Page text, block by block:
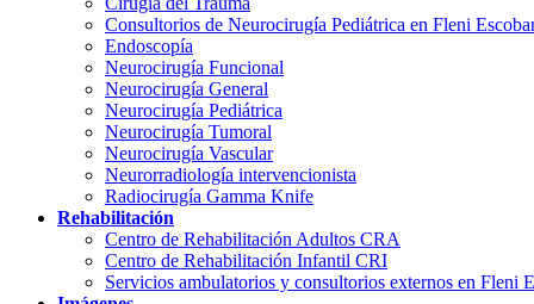
Consultorios de Neurocirugía Pediátrica en Fleni
Endoscopía
Neurocirugía Funcional
Neurocirugía General
Neurocirugía Pediátrica
Neurocirugía Tumoral
Neurocirugía Vascular
Neurorradiología intervencionista
Radiocirugía Gamma Knife
Rehabilitación
Centro de Rehabilitación Adultos CRA
Centro de Rehabilitación Infantil CRI
Servicios ambulatorios y consultorios externos en Fleni